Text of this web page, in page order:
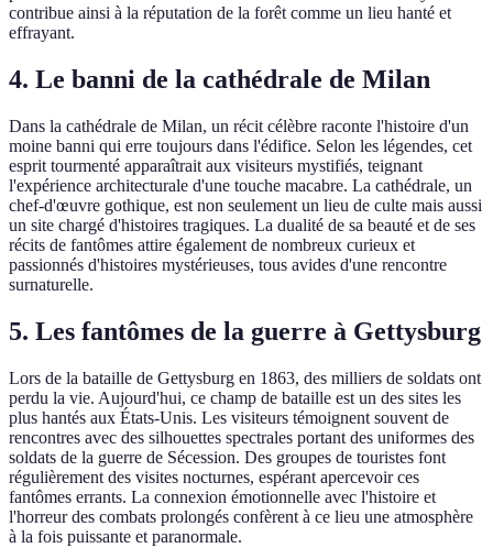
contribue ainsi à la réputation de la forêt comme un lieu hanté et
effrayant.
4. Le banni de la cathédrale de Milan
Dans la cathédrale de Milan, un récit célèbre raconte l'histoire d'un
moine banni qui erre toujours dans l'édifice. Selon les légendes, cet
esprit tourmenté apparaîtrait aux visiteurs mystifiés, teignant
l'expérience architecturale d'une touche macabre. La cathédrale, un
chef-d'œuvre gothique, est non seulement un lieu de culte mais aussi
un site chargé d'histoires tragiques. La dualité de sa beauté et de ses
récits de fantômes attire également de nombreux curieux et
passionnés d'histoires mystérieuses, tous avides d'une rencontre
surnaturelle.
5. Les fantômes de la guerre à Gettysburg
Lors de la bataille de Gettysburg en 1863, des milliers de soldats ont
perdu la vie. Aujourd'hui, ce champ de bataille est un des sites les
plus hantés aux États-Unis. Les visiteurs témoignent souvent de
rencontres avec des silhouettes spectrales portant des uniformes des
soldats de la guerre de Sécession. Des groupes de touristes font
régulièrement des visites nocturnes, espérant apercevoir ces
fantômes errants. La connexion émotionnelle avec l'histoire et
l'horreur des combats prolongés confèrent à ce lieu une atmosphère
à la fois puissante et paranormale.